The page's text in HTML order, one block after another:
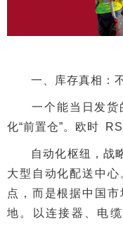
一、库存真相：不
一个能当日发货
化“前置仓”。欧时 RS
自动化枢纽，战略
大型自动化配送中
点，而是根据中国
地。以连接器、电